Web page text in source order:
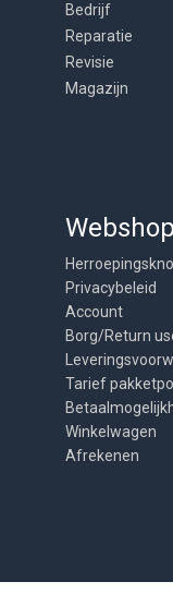
Bedrijf
Reparatie
Revisie
Magazijn
Webshop
Privacybeleid
Account
Borg/Return
Tarief
Winkelwagen
Afrekenen